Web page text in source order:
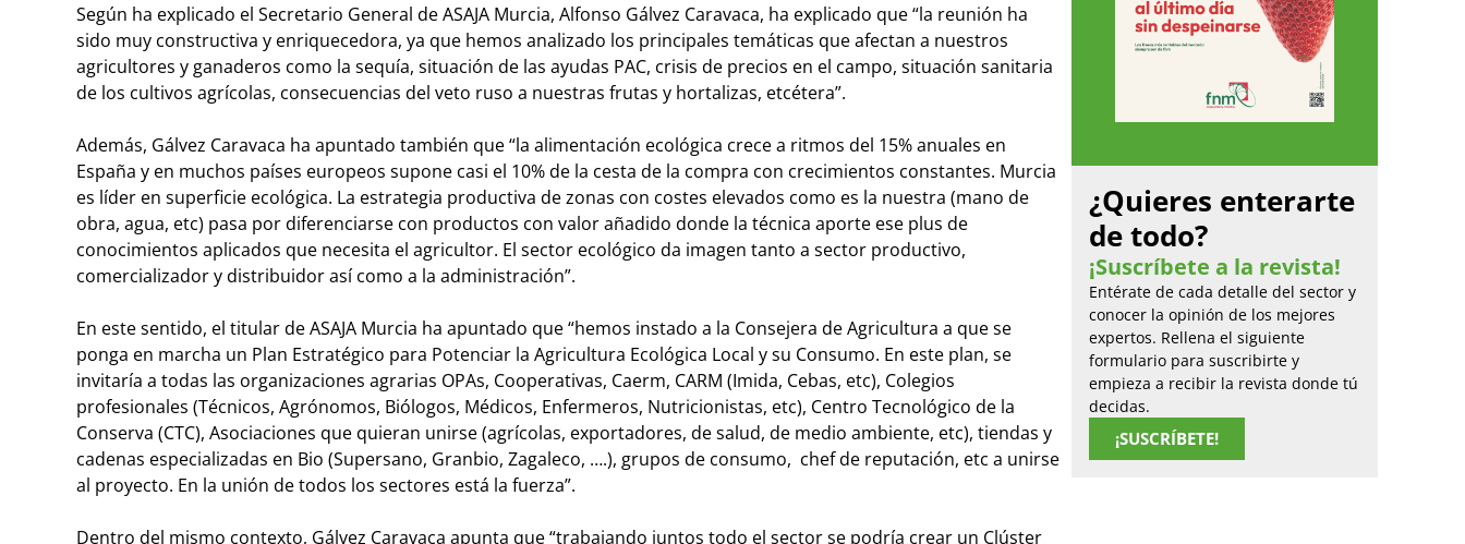
Según ha explicado el Secretario General de ASAJA Murcia, Alfonso Gálvez Caravaca, ha explicado que “la reunión ha
sido muy constructiva y enriquecedora, ya que hemos analizado los principales temáticas que afectan a nuestros
agricultores y ganaderos como la sequía, situación de las ayudas PAC, crisis de precios en el campo, situación sanitaria
de los cultivos agrícolas, consecuencias del veto ruso a nuestras frutas y hortalizas, etcétera”.
Además, Gálvez Caravaca ha apuntado también que “la alimentación ecológica crece a ritmos del 15% anuales en
España y en muchos países europeos supone casi el 10% de la cesta de la compra con crecimientos constantes. Murcia
es líder en superficie ecológica. La estrategia productiva de zonas con costes elevados como es la nuestra (mano de
obra, agua, etc) pasa por diferenciarse con productos con valor añadido donde la técnica aporte ese plus de
conocimientos aplicados que necesita el agricultor. El sector ecológico da imagen tanto a sector productivo,
comercializador y distribuidor así como a la administración”.
En este sentido, el titular de ASAJA Murcia ha apuntado que “hemos instado a la Consejera de Agricultura a que se
ponga en marcha un Plan Estratégico para Potenciar la Agricultura Ecológica Local y su Consumo. En este plan, se
invitaría a todas las organizaciones agrarias OPAs, Cooperativas, Caerm, CARM (Imida, Cebas, etc), Colegios
profesionales (Técnicos, Agrónomos, Biólogos, Médicos, Enfermeros, Nutricionistas, etc), Centro Tecnológico de la
Conserva (CTC), Asociaciones que quieran unirse (agrícolas, exportadores, de salud, de medio ambiente, etc), tiendas y
cadenas especializadas en Bio (Supersano, Granbio, Zagaleco, ….), grupos de consumo, chef de reputación, etc a unirse
al proyecto. En la unión de todos los sectores está la fuerza”.
Dentro del mismo contexto, Gálvez Caravaca apunta que “trabajando juntos todo el sector se podría crear un Clúster
¿Quieres enterarte
de todo?
¡Suscríbete a la revista!
Entérate de cada detalle del sector y
conocer la opinión de los mejores
expertos. Rellena el siguiente
formulario para suscribirte y
empieza a recibir la revista donde tú
decidas.
¡SUSCRÍBETE!